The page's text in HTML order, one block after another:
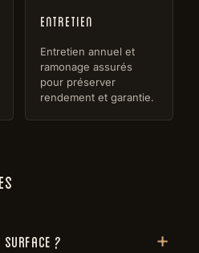
Entretien
Entretien annuel et
ramonage assurés
pour préserver
rendement et garantie.
?